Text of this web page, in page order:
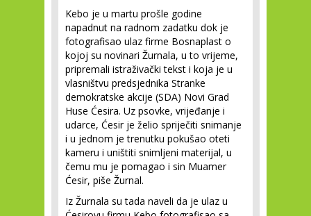
Kebo je u martu prošle godine
napadnut na radnom zadatku dok je
fotografisao ulaz firme Bosnaplast o
kojoj su novinari Žurnala, u to vrijeme,
pripremali istraživački tekst i koja je u
vlasništvu predsjednika Stranke
demokratske akcije (SDA) Novi Grad
Huse Ćesira. Uz psovke, vrijeđanje i
udarce, Ćesir je želio spriječiti snimanje
i u jednom je trenutku pokušao oteti
kameru i uništiti snimljeni materijal, u
čemu mu je pomagao i sin Muamer
Ćesir, piše Žurnal.
Iz Žurnala su tada naveli da je ulaz u